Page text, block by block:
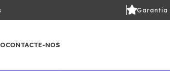
CONTACTE-NOS
Garantia